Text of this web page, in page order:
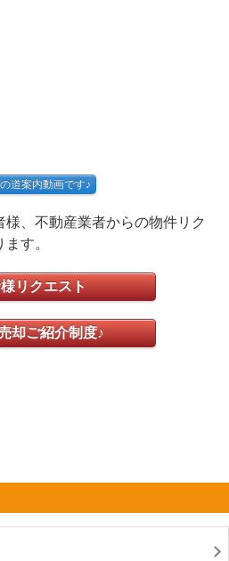
道案内動画です♪
、不動産業者からの物件リク
す。
リクエスト
却ご紹介制度♪